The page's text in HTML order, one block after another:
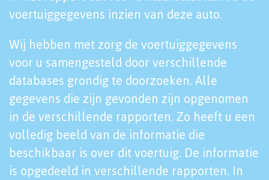
voertuiggegevens inzien van deze auto.
Wij hebben met zorg de voertuiggegevens
voor u samengesteld door verschillende
databases grondig te doorzoeken. Alle
gegevens die zijn gevonden zijn opgenomen
in de verschillende rapporten. Zo heeft u een
volledig beeld van de informatie die
beschikbaar is over dit voertuig. De informatie
is opgedeeld in verschillende rapporten. In